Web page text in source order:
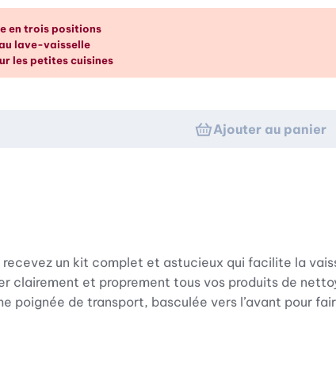
en un coup d’œil
en trois positions
lave-vaisselle
les petites cuisines
Ajouter au panier
recevez un kit complet et astucieux qui facilite la
clairement et proprement tous vos produits de
de transport, basculée vers l’avant pour